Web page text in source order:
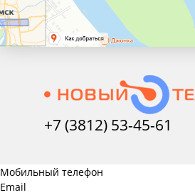
+7 (3812) 53-45-61
Мобильный телефон
Email